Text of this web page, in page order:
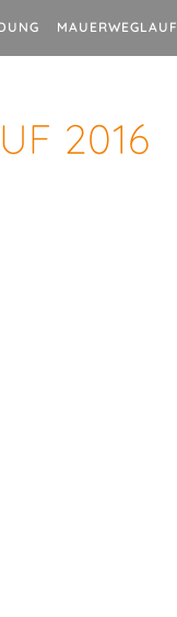
MAUERWEGLAUF
2016